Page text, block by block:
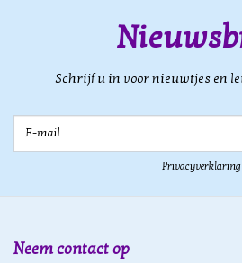
Schrijf u in voor nieuwtjes en
Privacyverklaring
Neem contact op